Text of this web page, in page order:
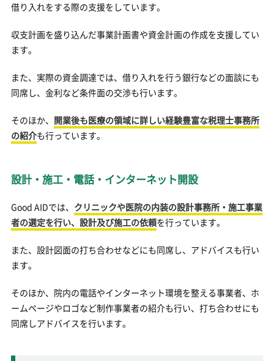
借り入れをする際の支援をしています。
収支計画を盛り込んだ事業計画書や資金計画の作成を支援してい
ます。
また、実際の資金調達では、借り入れを行う銀行などの面談にも
同席し、金利など条件面の交渉も行います。
そのほか、 開業後も医療の領域に詳しい経験豊富な税理士事務所
の紹介も行っています。
設計・施工・電話・インターネット開設
Good AIDでは、 クリニックや医院の内装の設計事務所・施工事業
者の選定を行い、設計及び施工の依頼を行っています。
また、設計図面の打ち合わせなどにも同席し、アドバイスも行い
ます。
そのほか、院内の電話やインターネット環境を整える事業者、ホ
ームページやロゴなど制作事業者の紹介も行い、打ち合わせにも
同席しアドバイスを行います。